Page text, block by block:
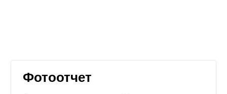
Фотоотчет